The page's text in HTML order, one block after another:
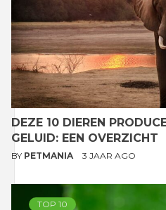
DEZE 10 DIEREN
GELUID: EEN OVERZICHT
BY PETMANIA 3 JAAR AGO
TOP 10